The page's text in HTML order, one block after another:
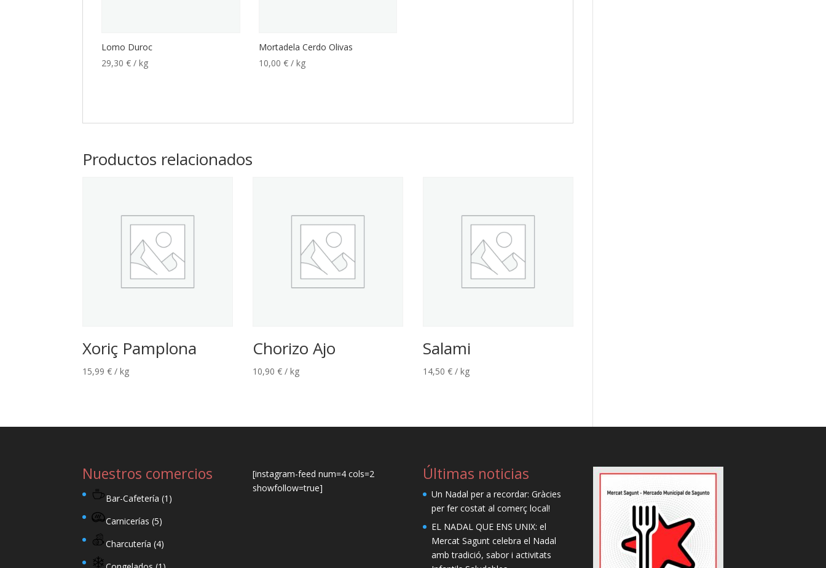
Lomo Duroc
29,30€ / kg
Mortadela Cerdo Olivas
10,00 € / kg
Productos relacionados
Xoriç Pamplona
15,99€ / kg
Chorizo Ajo
10,90€ / kg
Salami
14,50€ / kg
Nuestros comercios
Bar-Cafetería (1)
Carnicerías (5)
Charcutería (4)
[instagram-feed num=4 cols=2
showfollow=true]
Últimas noticias
Un Nadal per a recordar: Gràcies
per fer costat al comerç local!
EL NADAL QUE ENS UNIX: el
Mercat Sagunt celebra el Nadal
amb tradició, sabor i activitats